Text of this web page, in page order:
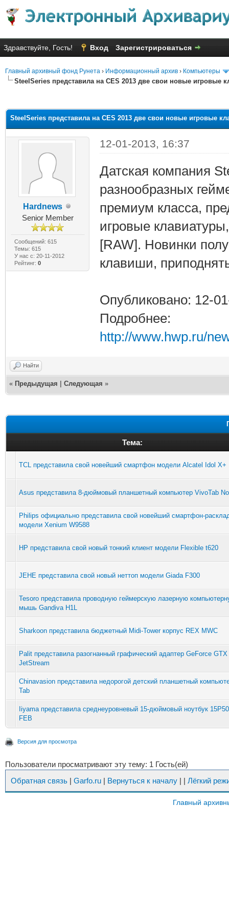
Здравствуйте, Гость! Вход Зарегистрироваться
Главный архивный фонд Рунета › Информационный архив › Компьютеры
SteelSeries представила на CES 2013 две свои новые игровые
SteelSeries представила на CES 2013 две свои новые игровые
Hardnews
Senior Member
Сообщений: 615
Темы: 615
У нас с: 20-11-2012
Рейтинг: 0
12-01-2013, 16:37
Датская компания
разнообразных
премиум класса,
игровые
[RAW]. Новинки
клавиши,
Опубликовано: 12-
Подробнее:
http://www.hwp.ru/
Найти
« Предыдущая Следующая »
Тема:
TCL представила свой новейший смартфон модели Alcatel Idol X+
Asus представила 8-дюймовый планшетный компьютер VivoTab
Philips официально представила свой новейший смартфон-
модели Xenium W9588
HP представила свой новый тонкий клиент модели Flexible t620
JEHE представила свой новый неттоп модели Giada F300
Tesoro представила проводную геймерскую лазерную
мышь Gandiva H1L
Sharkoon представила бюджетный Midi-Tower корпус REX MWC
Palit представила разогнанный графический адаптер GeForce
JetStream
Chinavasion представила недорогой детский планшетный
Tab
Iiyama представила среднеуровневый 15-дюймовый ноутбук
FEB
Версия для просмотра
Пользователи просматривают эту тему: 1 Гость(ей)
Обратная связь | Garfo.ru | Вернуться к началу | | Лёгкий
Главный